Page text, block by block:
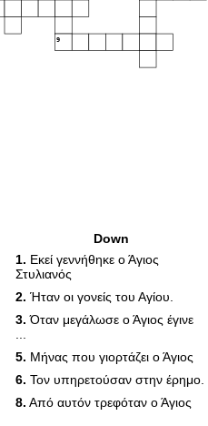
9
Down
1. Εκεί γεννήθηκε ο Άγιος
Στυλιανός
2. Ήταν οι γονείς του Αγίου.
3. Όταν μεγάλωσε ο Άγιος έγινε
5. Μήνας που γιορτάζει ο Άγιος
6. Τον υπηρετούσαν στην έρημο.
8. Από αυτόν τρεφόταν ο Άγιος